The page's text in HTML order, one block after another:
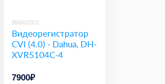
30/06/2021
Видеорегистратор
CVI (4.0) - Dahua, DH-
XVR5104C-4
7900₽